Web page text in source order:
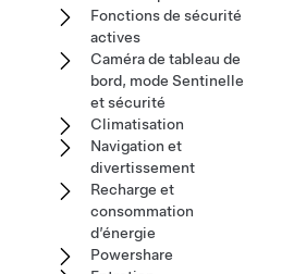
Fonctions de sécurité
actives
Caméra de tableau de
bord, mode Sentinelle
et sécurité
Climatisation
Navigation et
divertissement
Recharge et
consommation
d’énergie
Powershare